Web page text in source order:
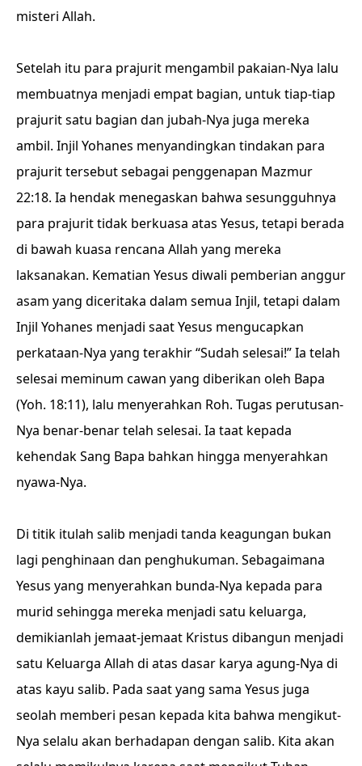
misteri Allah.
Setelah itu para prajurit mengambil pakaian-Nya lalu
membuatnya menjadi empat bagian, untuk tiap-tiap
prajurit satu bagian dan jubah-Nya juga mereka
ambil. Injil Yohanes menyandingkan tindakan para
prajurit tersebut sebagai penggenapan Mazmur
22:18. Ia hendak menegaskan bahwa sesungguhnya
para prajurit tidak berkuasa atas Yesus, tetapi berada
di bawah kuasa rencana Allah yang mereka
laksanakan. Kematian Yesus diwali pemberian anggur
asam yang diceritaka dalam semua Injil, tetapi dalam
Injil Yohanes menjadi saat Yesus mengucapkan
perkataan-Nya yang terakhir “Sudah selesai!” Ia telah
selesai meminum cawan yang diberikan oleh Bapa
(Yoh. 18:11), lalu menyerahkan Roh. Tugas perutusan-
Nya benar-benar telah selesai. Ia taat kepada
kehendak Sang Bapa bahkan hingga menyerahkan
nyawa-Nya.
Di titik itulah salib menjadi tanda keagungan bukan
lagi penghinaan dan penghukuman. Sebagaimana
Yesus yang menyerahkan bunda-Nya kepada para
murid sehingga mereka menjadi satu keluarga,
demikianlah jemaat-jemaat Kristus dibangun menjadi
satu Keluarga Allah di atas dasar karya agung-Nya di
atas kayu salib. Pada saat yang sama Yesus juga
seolah memberi pesan kepada kita bahwa mengikut-
Nya selalu akan berhadapan dengan salib. Kita akan